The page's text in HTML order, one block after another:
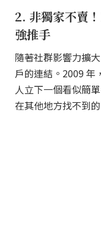
2. 非獨家不賣
強推手
隨著社群影響力擴
戶的連結。2009 年
人立下一個看似簡
在其他地方找不到